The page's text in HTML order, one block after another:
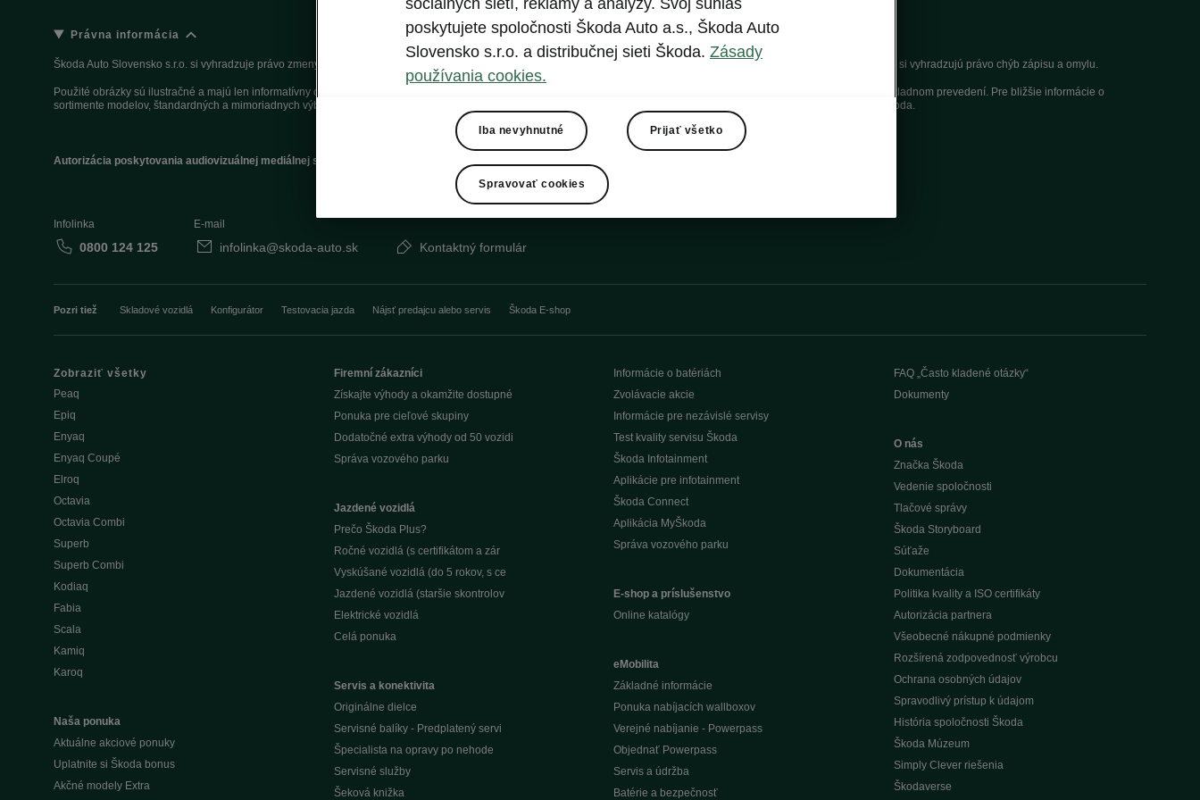
Právna informácia
Škoda Auto Slovensko s.r.o. si vyhradzuje právo zmeny cien, farieb a technických dát modelov tu zobrazených a opísaných bez predchádzajúceho upozornenia. Autori servera si vyhradzujú právo chýb zápisu a omylu.
Použité obrázky sú ilustračné a majú len informatívny charakter. Na fotografiách môžu byť zobrazené modely s príplatkovou výbavou, ktorá nie je štandardom pre modely v základnom prevedení. Pre bližšie informácie o
sortimente modelov, štandardných a mimoriadnych výbavách, aktuálnych cenách, podmienkach a termínoch dodávok, kontaktujte svojho autorizovaného predajcu vozidiel Škoda.
Autorizácia poskytovania audiovizuálnej mediálnej služby na požiadanie č. AP/78
Infolinka
0800 124 125
E-mail
infolinka@skoda-auto.sk Kontaktný formulár
Pozri tiež Skladové vozidlá Konfigurátor Testovacia jazda Nájsť predajcu alebo servis Škoda E-shop
Zobraziť všetky
Peaq
Epiq
Enyaq
Enyaq Coupé
Elroq
Octavia
Octavia Combi
Superb
Superb Combi
Kodiaq
Fabia
Scala
Kamiq
Karoq
Naša ponuka
Aktuálne akciové ponuky
Uplatnite si Škoda bonus
Akčné modely Extra
Firemní zákazníci
Získajte výhody a okamžite dostupné
Ponuka pre cieľové skupiny
Dodatočné extra výhody od 50 vozidi
Správa vozového parku
Jazdené vozidlá
Prečo Škoda Plus?
Ročné vozidlá (s certifikátom a zár
Vyskúšané vozidlá (do 5 rokov, s ce
Jazdené vozidlá (staršie skontrolov
Elektrické vozidlá
Celá ponuka
Servis a konektivita
Originálne dielce
Servisné balíky - Predplatený servi
Špecialista na opravy po nehode
Servisné služby
Šeková knižka
Informácie o batériách
Zvolávacie akcie
Informácie pre nezávislé servisy
Test kvality servisu Škoda
Škoda Infotainment
Aplikácie pre infotainment
Škoda Connect
Aplikácia MyŠkoda
Správa vozového parku
E-shop a príslušenstvo
Online katalógy
eMobilita
Základné informácie
Ponuka nabíjacích wallboxov
Verejné nabíjanie - Powerpass
Objednať Powerpass
Servis a údržba
Batérie a bezpečnosť
FAQ „Často kladené otázky“
Dokumenty
O nás
Značka Škoda
Vedenie spoločnosti
Tlačové správy
Škoda Storyboard
Súťaže
Dokumentácia
Politika kvality a ISO certifikáty
Autorizácia partnera
Všeobecné nákupné podmienky
Rozšírená zodpovednosť výrobcu
Ochrana osobných údajov
Spravodlivý prístup k údajom
História spoločnosti Škoda
Škoda Múzeum
Simply Clever riešenia
Škodaverse
poskytujete spoločnosti Škoda Auto a.s., Škoda Auto
Slovensko s.r.o. a distribučnej sieti Škoda. Zásady
používania cookies.
Iba nevyhnutné Prijať všetko
Spravovať cookies